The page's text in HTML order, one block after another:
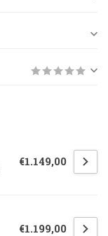
€1.149,00
€1.199,00